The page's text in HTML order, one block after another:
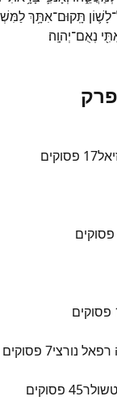
לָשׁ֛וֹן תָּֽקוּם־אִתָּ֥ךְ
נְאֻם־יְהוָֽה׃
17 פסוקים
פסוקים
פסוקים
נורצי7 פסוקים
45 פסוקים